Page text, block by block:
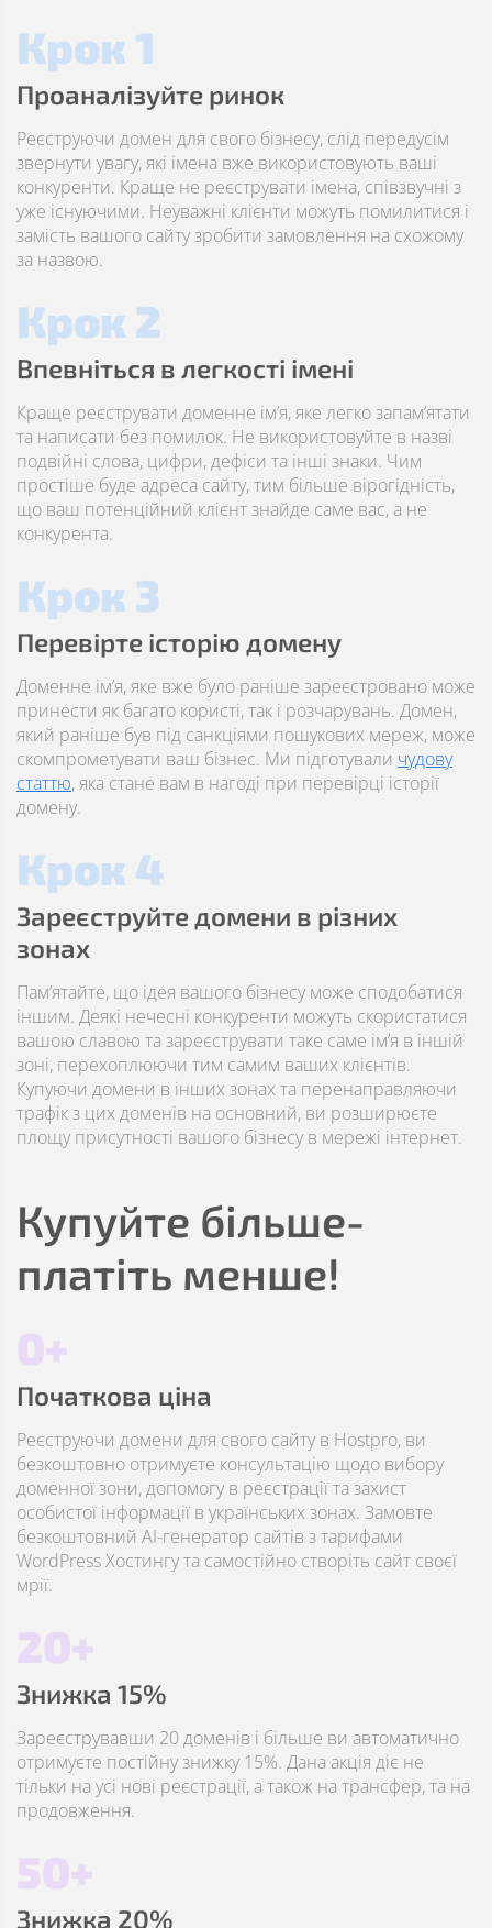
Крок 1
Проаналізуйте ринок
Реєструючи домен для свого бізнесу, слід передусім
звернути увагу, які імена вже використовують ваші
конкуренти. Краще не реєструвати імена, співзвучні з
уже існуючими. Неуважні клієнти можуть помилитися і
замість вашого сайту зробити замовлення на схожому
за назвою.
Крок 2
Впевніться в легкості імені
Краще реєструвати доменне ім’я, яке легко запам’ятати
та написати без помилок. Не використовуйте в назві
подвійні слова, цифри, дефіси та інші знаки. Чим
простіше буде адреса сайту, тим більше вірогідність,
що ваш потенційний клієнт знайде саме вас, а не
конкурента.
Крок 3
Перевірте історію домену
Доменне ім’я, яке вже було раніше зареєстровано може
принести як багато користі, так і розчарувань. Домен,
який раніше був під санкціями пошукових мереж, може
скомпрометувати ваш бізнес. Ми підготували чудову
статтю, яка стане вам в нагоді при перевірці історії
домену.
Крок 4
Зареєструйте домени в різних
зонах
Пам’ятайте, що ідея вашого бізнесу може сподобатися
іншим. Деякі нечесні конкуренти можуть скористатися
вашою славою та зареєструвати таке саме ім’я в іншій
зоні, перехоплюючи тим самим ваших клієнтів.
Купуючи домени в інших зонах та перенаправляючи
трафік з цих доменів на основний, ви розширюєте
площу присутності вашого бізнесу в мережі інтернет.
Купуйте більше-
платіть менше!
0+
Початкова ціна
Реєструючи домени для свого сайту в Hostpro, ви
безкоштовно отримуєте консультацію щодо вибору
доменної зони, допомогу в реєстрації та захист
особистої інформації в українських зонах. Замовте
безкоштовний AI-генератор сайтів з тарифами
WordPress Хостингу та самостійно створіть сайт своєї
мрії.
20+
Знижка 15%
Зареєструвавши 20 доменів і більше ви автоматично
отримуєте постійну знижку 15%. Дана акція діє не
тільки на усі нові реєстрації, а також на трансфер, та на
продовження.
50+
Знижка 20%